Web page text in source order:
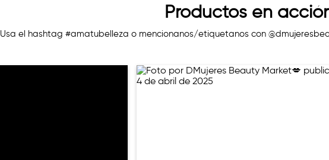
Productos en
Usa el hashtag #amatubelleza o mencionanos/etiquetanos con